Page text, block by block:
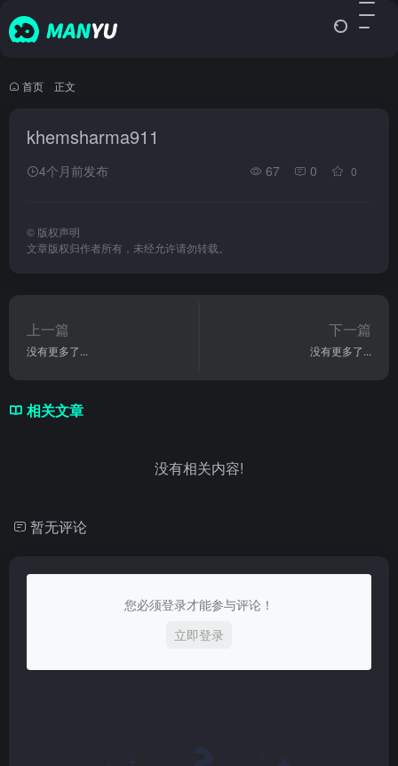
首页 正文
khemsharma911
4个月前发布 67 0 0
© 版权声明
文章版权归作者所有，未经允许请勿转载。
上一篇
没有更多了...
下一篇
没有更多了...
相关文章
没有相关内容!
暂无评论
您必须登录才能参与评论！
立即登录